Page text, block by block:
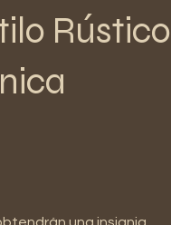
Rústico